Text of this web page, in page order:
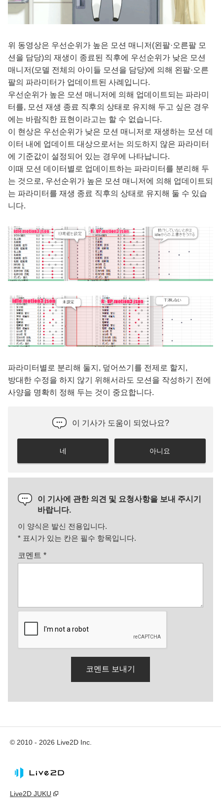
위 동영상은 우선순위가 높은 모션 매니저(왼팔·오른팔 모
션을 담당)의 재생이 종료된 직후에 우선순위가 낮은 모션
매니저(모델 전체의 아이들 모션을 담당)에 의해 왼팔·오른
팔의 파라미터가 업데이트된 사례입니다.
우선순위가 높은 모션 매니저에 의해 업데이트되는 파라미
터를, 모션 재생 종료 직후의 상태로 유지해 두고 싶은 경우
에는 바람직한 표현이라고는 할 수 없습니다.
이 현상은 우선순위가 낮은 모션 매니저로 재생하는 모션 데
이터 내에 업데이트 대상으로서는 의도하지 않은 파라미터
에 기준값이 설정되어 있는 경우에 나타납니다.
이때 모션 데이터별로 업데이트하는 파라미터를 분리해 두
는 것으로, 우선순위가 높은 모션 매니저에 의해 업데이트되
는 파라미터를 재생 종료 직후의 상태로 유지해 둘 수 있습
니다.
파라미터별로 분리해 둘지, 덮어쓰기를 전제로 할지,
방대한 수정을 하지 않기 위해서라도 모션을 작성하기 전에
사양을 명확히 정해 두는 것이 중요합니다.
이 기사가 도움이 되었나요?
네 아니요
이 기사에 관한 의견 및 요청사항을 보내 주시기
바랍니다.
이 양식은 발신 전용입니다.
* 표시가 있는 칸은 필수 항목입니다.
코멘트 *
© 2010 - 2026 Live2D Inc.
Live2D JUKU